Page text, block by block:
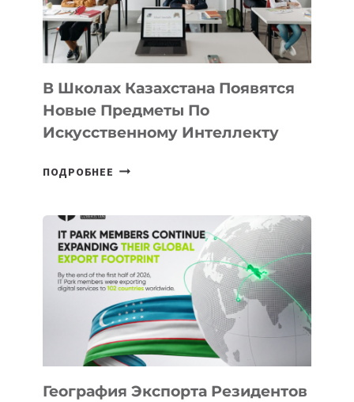
В Школах Казахстана Появятся
Новые Предметы По
Искусственному Интеллекту
ПОДРОБНЕЕ В
НОВЫЕ
ПРЕДМЕТЫ
ПО
ИСКУССТВЕННОМУ
ИНТЕЛЛЕКТУ
География Экспорта Резидентов